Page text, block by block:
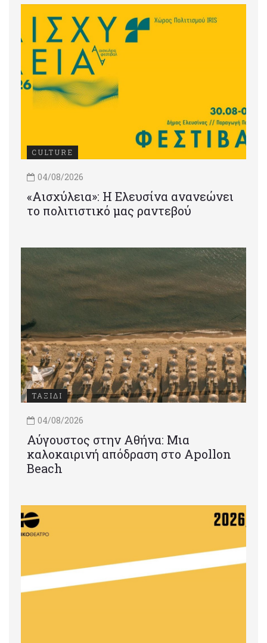
CULTURE
04/08/2026
«Αισχύλεια»: Η Ελευσίνα ανανεώνει
το πολιτιστικό μας ραντεβού
ΤΑΞΙΔΙ
04/08/2026
Αύγουστος στην Αθήνα: Μια
καλοκαιρινή απόδραση στο Apollon
Beach